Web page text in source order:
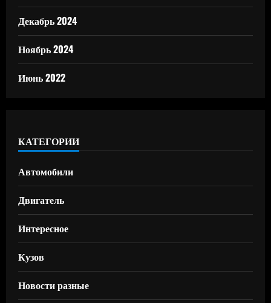
Декабрь 2024
Ноябрь 2024
Июнь 2022
КАТЕГОРИИ
Автомобили
Двигатель
Интересное
Кузов
Новости разные